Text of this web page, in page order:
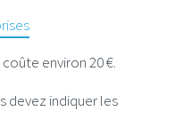
environ20 €.
devez indiquer les